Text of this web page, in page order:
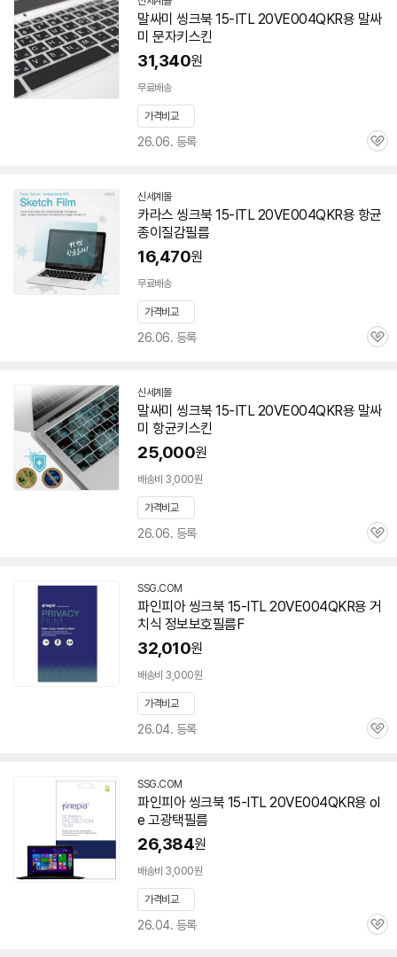
말싸미 씽크북 15-ITL 20VE004QKR용 말싸
미 문자키스킨
31,340원
무료배송
가격비교
26.06. 등록
관
신세계몰
카라스 씽크북 15-ITL 20VE004QKR용 항균
종이질감필름
16,470원
무료배송
가격비교
26.06. 등록
관
신세계몰
말싸미 씽크북 15-ITL 20VE004QKR용 말싸
미 항균키스킨
25,000원
배송비 3,000원
가격비교
26.06. 등록
관
SSG.COM
파인피아 씽크북 15-ITL 20VE004QKR용 거
치식 정보보호필름F
32,010원
배송비 3,000원
가격비교
26.04. 등록
관
SSG.COM
파인피아 씽크북 15-ITL 20VE004QKR용 ol
e 고광택필름
26,384원
배송비 3,000원
가격비교
26.04. 등록
관